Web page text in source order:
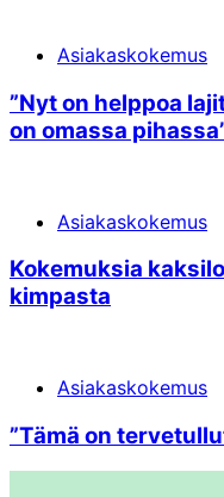
Asiakaskokemus
”Nyt on helppoa
on omassa
Asiakaskokemus
Kokemuksia
kimpasta
Asiakaskokemus
”Tämä on